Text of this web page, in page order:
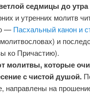
седмицы до
и утренних молитв
— Пасхальный канон и
и
ко Причастию).
молитвы, которые
с чистой душой.
направлены на